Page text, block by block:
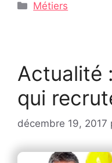
Catégories
Métiers
Actualité
qui
décembre 19, 2017